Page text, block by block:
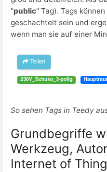
"public" Tag). Tags
geschachtelt sein und
wenn man sie auf einer
So sehen Tags in Teedy
Grundbegriffe
Werkzeug,
Internet of